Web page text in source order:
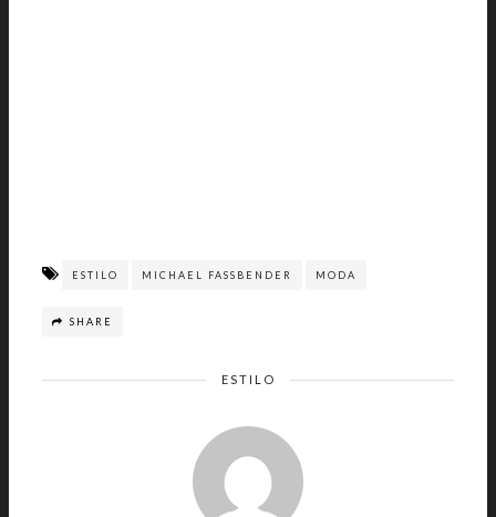
ESTILO MICHAEL FASSBENDER MODA
SHARE
ESTILO